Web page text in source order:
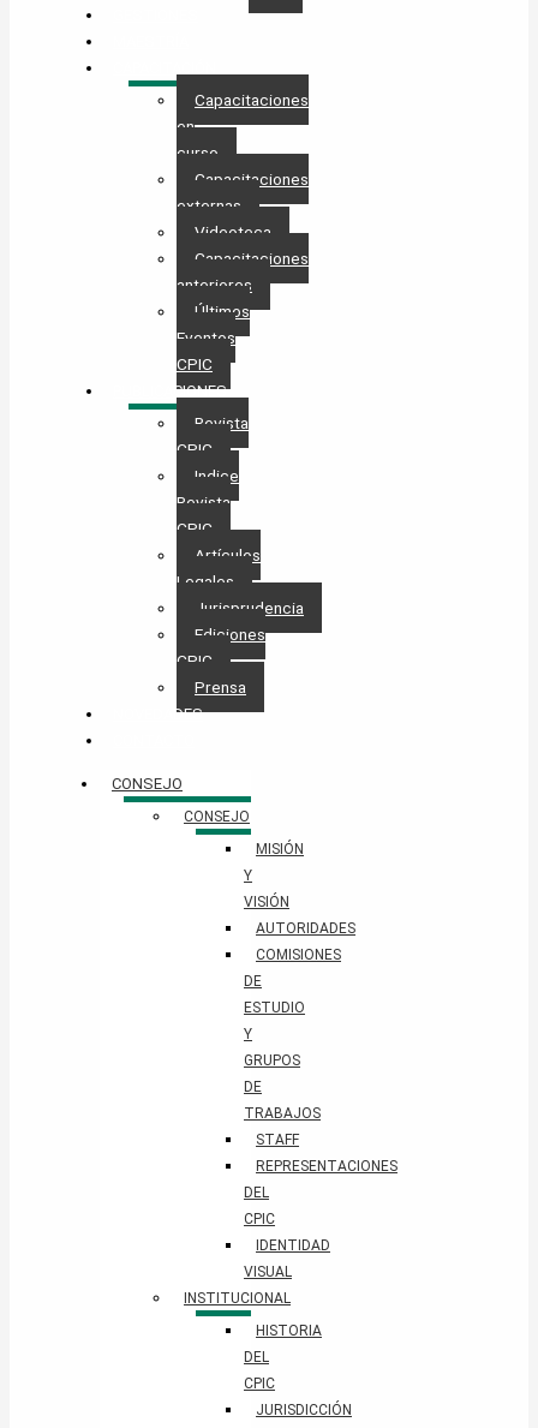
Capacitaciones
en
curso
Capacitaciones
externas
Videoteca
Capacitaciones
anteriores
Últimos
Eventos
CPIC
PUBLICACIONES
Revista
CPIC
Indice
Revista
CPIC
Artículos
Legales
Jurisprudencia
Ediciones
CPIC
Prensa
NOVEDADES
CONSEJO
CONSEJO
MISIÓN
Y
VISIÓN
AUTORIDADES
COMISIONES
DE
ESTUDIO
Y
GRUPOS
DE
TRABAJOS
STAFF
REPRESENTACIONES
DEL
CPIC
IDENTIDAD
VISUAL
INSTITUCIONAL
HISTORIA
DEL
CPIC
JURISDICCIÓN